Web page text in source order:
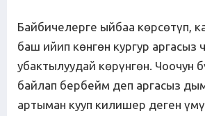
Байбичелерге ыйбаа көрсөтүп,
баш ийип көнгөн кургур аргасыз
убактылуудай көрүнгөн. Чоочун
байлап бербейм деп аргасыз
артыман кууп килишер деген